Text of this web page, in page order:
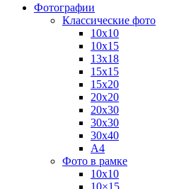
Фотографии
Классические фото
10х10
10х15
13х18
15х15
15х20
20х20
20х30
30х30
30х40
А4
Фото в рамке
10х10
10×15